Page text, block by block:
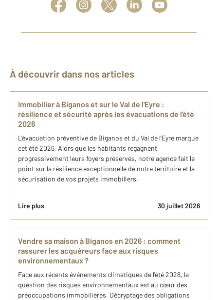
À découvrir dans nos articles
Immobilier à Biganos et sur le Val de l'Eyre :
résilience et sécurité après les évacuations de l'été
2026
L'évacuation préventive de Biganos et du Val de l'Eyre marque
cet été 2026. Alors que les habitants regagnent
progressivement leurs foyers préservés, notre agence fait le
point sur la résilience exceptionnelle de notre territoire et la
sécurisation de vos projets immobiliers.
Lire plus 30 juillet 2026
Vendre sa maison à Biganos en 2026 : comment
rassurer les acquéreurs face aux risques
environnementaux ?
Face aux récents événements climatiques de l'été 2026, la
question des risques environnementaux est au cœur des
préoccupations immobilières. Décryptage des obligations